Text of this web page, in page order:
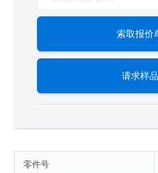
索取报价
请求样品
零件号